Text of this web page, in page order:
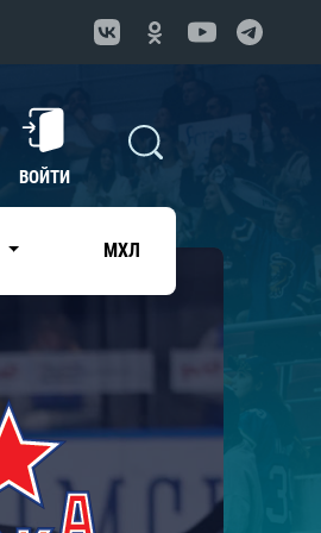
ВОЙТИ
МХЛ